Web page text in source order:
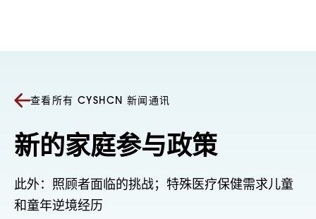
查看所有 CYSHCN 新闻通讯
新的家庭参与政策
此外：照顾者面临的挑战；特殊医疗保健需求儿童
和童年逆境经历